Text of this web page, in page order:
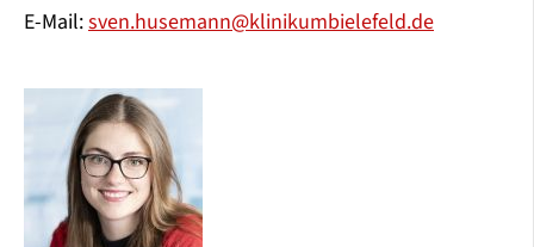
E-Mail:sven.husemann@klinikumbielefeld.de